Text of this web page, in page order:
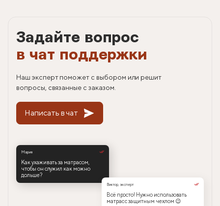
Задайте вопрос
в чат поддержки
Наш эксперт поможет с выбором или решит
вопросы, связанные с заказом.
Написать в чат
Мария
Как ухаживать за матрасом,
чтобы он служил как можно
дольше?
Виктор, эксперт
Всё просто! Нужно использовать
матрас с защитным чехлом 😉